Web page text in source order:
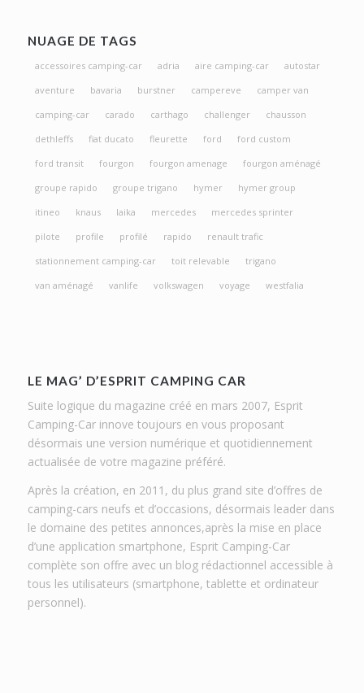
NUAGE DE TAGS
accessoires camping-car adria aire camping-car
autostar
aventure
bavaria burstner campereve
camper van
camping-car
carado carthago challenger
chausson
dethleffs
fiat ducato fleurette ford
ford custom
ford transit
fourgon fourgon amenage
fourgon aménagé
groupe rapido
groupe trigano hymer
hymer group
itineo
knaus laika mercedes
mercedes sprinter
pilote
profile profilé rapido
renault trafic
stationnement camping-car
toit relevable
trigano
van aménagé
vanlife volkswagen voyage westfalia
LE MAG’ D’ESPRIT CAMPING CAR
Suite logique du magazine créé en mars 2007, Esprit
Camping-Car innove toujours en vous proposant
désormais une version numérique et quotidiennement
actualisée de votre magazine préféré.
Après la création, en 2011, du plus grand site d’offres de
camping-cars neufs et d’occasions, désormais leader dans
le domaine des petites annonces,après la mise en place
d’une application smartphone, Esprit Camping-Car
complète son offre avec un blog rédactionnel accessible à
tous les utilisateurs (smartphone, tablette et ordinateur
personnel).